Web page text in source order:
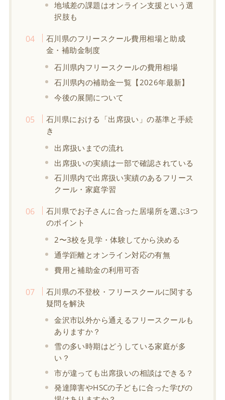
地域差の課題はオンライン支援という選
択肢も
石川県のフリースクール費用相場と助成
金・補助金制度
石川県内フリースクールの費用相場
石川県内の補助金一覧【2026年最新】
今後の展開について
石川県における「出席扱い」の基準と手続
き
出席扱いまでの流れ
出席扱いの実績は一部で確認されている
石川県内で出席扱い実績のあるフリース
クール・家庭学習
石川県でお子さんに合った居場所を選ぶ3つ
のポイント
2〜3校を見学・体験してから決める
通学距離とオンライン対応の有無
費用と補助金の利用可否
石川県の不登校・フリースクールに関する
疑問を解決
金沢市以外から通えるフリースクールも
ありますか？
雪の多い時期はどうしている家庭が多
い？
市が違っても出席扱いの相談はできる？
発達障害やHSCの子どもに合った学びの